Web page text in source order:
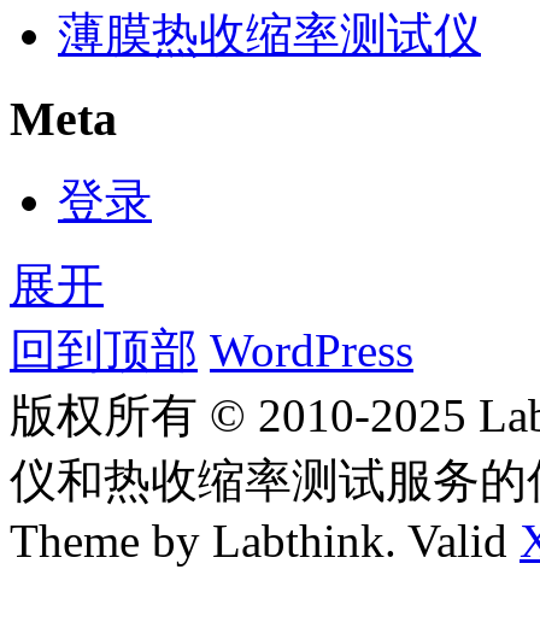
薄膜热收缩率测试仪
Meta
登录
展开
回到顶部 WordPress
版权所有 © 2010-2025
仪和热收缩率测试服务
Theme by Labthink. Valid